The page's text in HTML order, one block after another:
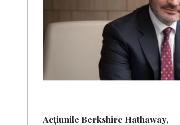
Acțiunile Berkshire Hathaway,